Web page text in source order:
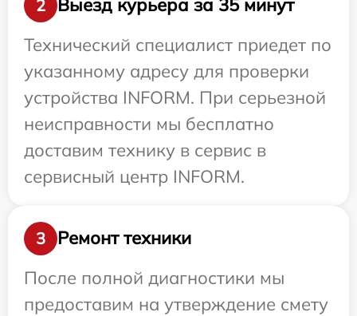
2
Выезд курьера за 35 минут
Технический специалист приедет по
указанному адресу для проверки
устройства INFORM. При серьезной
неисправности мы бесплатно
доставим технику в сервис в
сервисный центр INFORM.
3
Ремонт техники
После полной диагностики мы
предоставим на утверждение смету